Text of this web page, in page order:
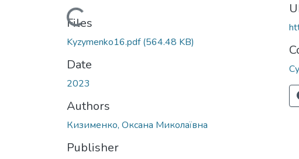
Loading...
Files
Kyzymenko16.pdf(564.48 KB)
Date
2023
Authors
Кизименко, Оксана Миколаївна
Publisher